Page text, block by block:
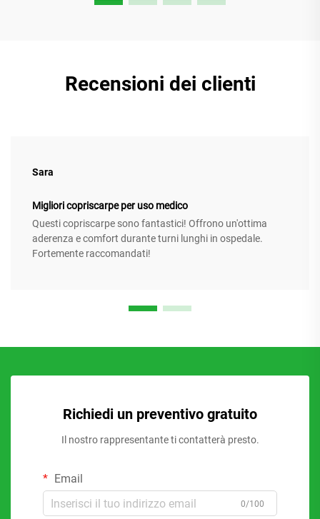
Recensioni dei clienti
Sara
Migliori copriscarpe per uso medico
Questi copriscarpe sono fantastici! Offrono un'ottima
aderenza e comfort durante turni lunghi in ospedale.
Fortemente raccomandati!
Richiedi un preventivo gratuito
Il nostro rappresentante ti contatterà presto.
Email
0/100